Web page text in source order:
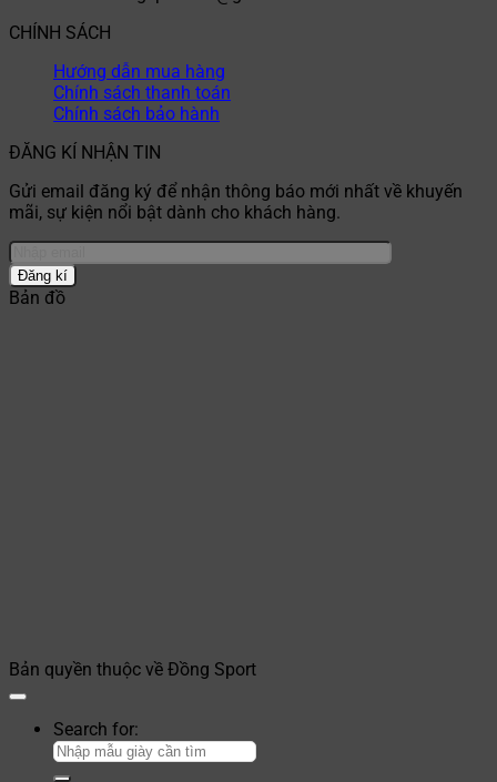
CHÍNH SÁCH
Hướng dẫn mua hàng
Chính sách thanh toán
Chính sách bảo hành
ĐĂNG KÍ NHẬN TIN
Gửi email đăng ký để nhận thông báo mới nhất về khuyến
mãi, sự kiện nổi bật dành cho khách hàng.
Bản đồ
Bản quyền thuộc về Đồng Sport
Search for: